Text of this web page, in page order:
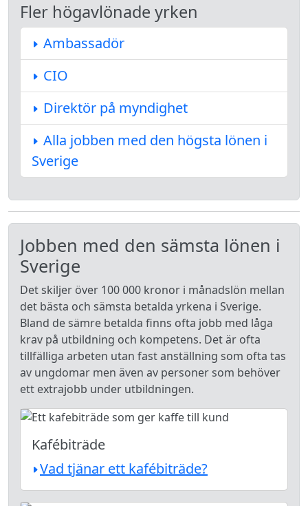
Fler högavlönade yrken
Ambassadör
CIO
Direktör på myndighet
Alla jobben med den högsta lönen i
Sverige
Jobben med den sämsta lönen i
Sverige
Det skiljer över 100 000 kronor i månadslön mellan
det bästa och sämsta betalda yrkena i Sverige.
Bland de sämre betalda finns ofta jobb med låga
krav på utbildning och kompetens. Det är ofta
tillfälliga arbeten utan fast anställning som ofta tas
av ungdomar men även av personer som behöver
ett extrajobb under utbildningen.
Kafébiträde
Vad tjänar ett kafébiträde?